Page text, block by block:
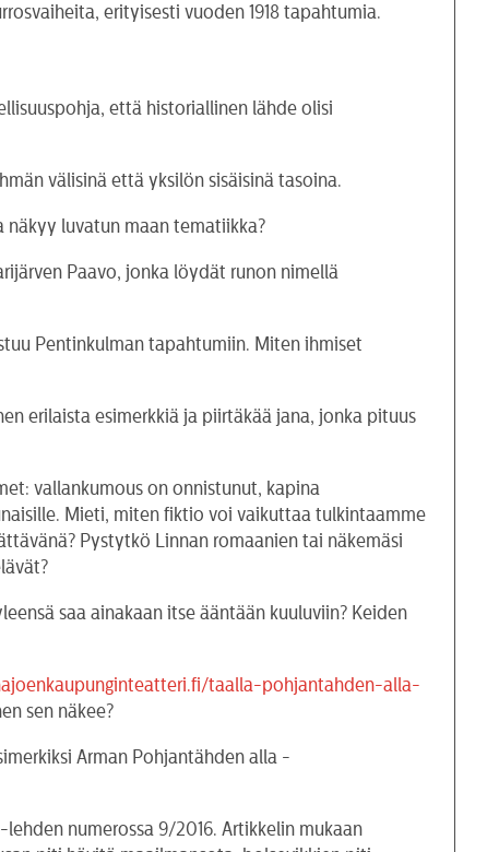
erityisesti vuoden 1918 tapahtumia.
että historiallinen lähde olisi
välisinä että yksilön sisäisinä tasoina.
näkyy luvatun maan tematiikka?
Paavo, jonka löydät runon nimellä
Pentinkulman tapahtumiin. Miten ihmiset
erilaista esimerkkiä ja piirtäkää jana, jonka pituus
vallankumous on onnistunut, kapina
Mieti, miten fiktio voi vaikuttaa tulkintaamme
Pystytkö Linnan romaanien tai näkemäsi
saa ainakaan itse ääntään kuuluviin? Keiden
taalla-pohjantahden-alla-
sen näkee?
Arman Pohjantähden alla -
numerossa 9/2016. Artikkelin mukaan